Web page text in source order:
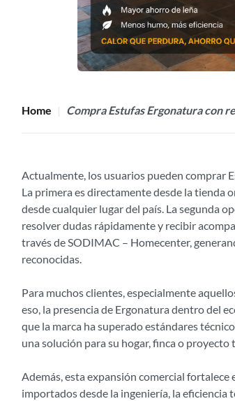
Home Compra Estufas Ergonatura con
Actualmente, los usuarios pueden comprar
La primera es directamente desde la tienda
desde cualquier lugar del país. La segunda
resolver dudas rápidamente y recibir
través de SODIMAC – Homecenter,
reconocidas.
Para muchos clientes, especialmente
eso, la presencia de Ergonatura dentro del
que la marca ha superado estándares
una solución para su hogar, finca o proyecto
Además, esta expansión comercial
importados desde la ingeniería, la eficiencia